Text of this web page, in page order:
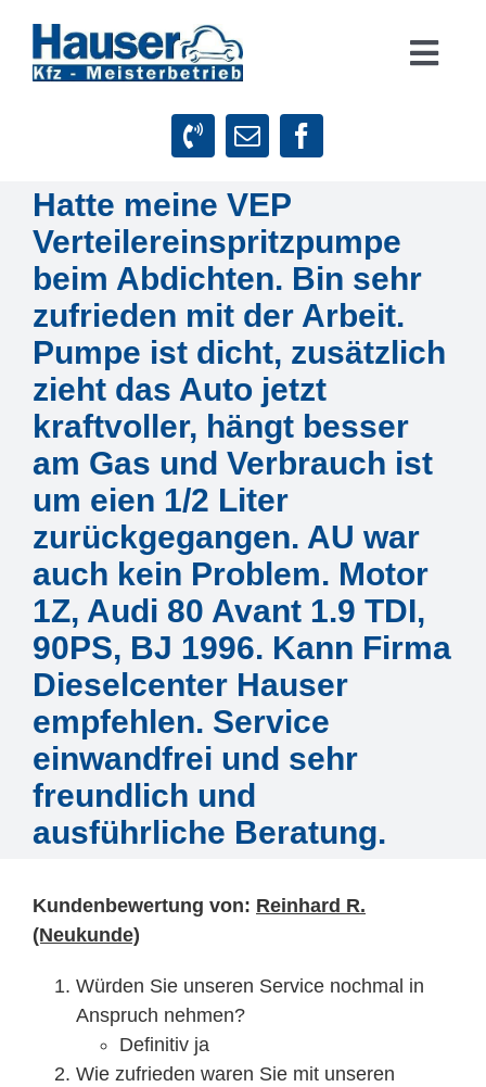
Inhalt
springen
Startseite
Leistungen
Firmenphilosophie
Kundenstimmen
Mitarbeiter
Karriere
Technische Infos
Kontakt & Anfahrt
Hatte meine VEP
Verteilereinspritzpumpe
beim Abdichten. Bin sehr
zufrieden mit der Arbeit.
Pumpe ist dicht, zusätzlich
zieht das Auto jetzt
kraftvoller, hängt besser
am Gas und Verbrauch ist
um eien 1/2 Liter
zurückgegangen. AU war
auch kein Problem. Motor
1Z, Audi 80 Avant 1.9 TDI,
90PS, BJ 1996. Kann Firma
Dieselcenter Hauser
empfehlen. Service
einwandfrei und sehr
freundlich und
ausführliche Beratung.
Kundenbewertung von: Reinhard R.
(Neukunde)
Würden Sie unseren Service nochmal in
Anspruch nehmen?
Definitiv ja
Wie zufrieden waren Sie mit unseren